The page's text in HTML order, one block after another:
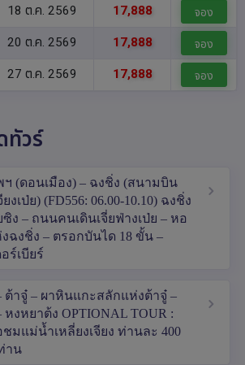
18 ต.ค. 2569 17,888 จอง
20 ต.ค. 2569 17,888 จอง
27 ต.ค. 2569 17,888 จอง
ทัวร์
ฯ (ดอนเมือง) – ฉงชิ่ง (สนามบิน
งเป่ย) (FD556: 06.00-10.10) ฉงชิ่ง
ง – ถนนคนเดินเจี่ยฟ่างเป่ย – หอ
ฉงชิ่ง – ตรอกบันได 18 ขั้น –
ร์เบียร์
ต้าจู๋ – ผาหินแกะสลักแห่งต้าจู๋ –
หงหยาต้ง OPTIONAL TOUR :
ชมแม่น้ำเหลี่ยงเจียง ท่านละ 400
าน